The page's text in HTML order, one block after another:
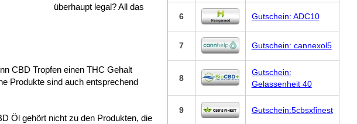
überhaupt legal? All das
CBD Tropfen einen THC Gehalt
Produkte sind auch entsprechend
Öl gehört nicht zu den Produkten, die
6 Gutschein: ADC10
7 Gutschein: cannexol5
8
Gutschein:
Gelassenheit 40
9 Gutschein:5cbsxfinest